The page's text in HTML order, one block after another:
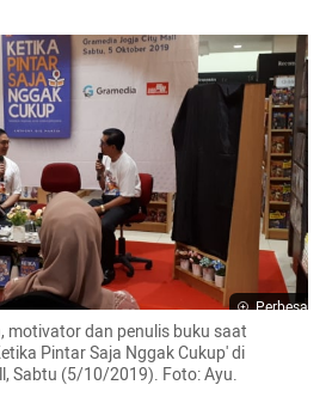
Perbesar
motivator dan penulis buku saat
Pintar Saja Nggak Cukup' di
Sabtu (5/10/2019). Foto: Ayu.